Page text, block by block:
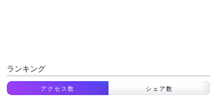
ランキング
アクセス数 シェア数